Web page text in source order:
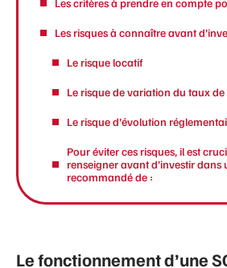
Les risques à connaître avant
Le risque locatif
Le risque de variation du taux
Le risque d’évolution
Pour éviter ces risques, il est
renseigner avant d’investir dans
recommandé de :
Le fonctionnement d’une